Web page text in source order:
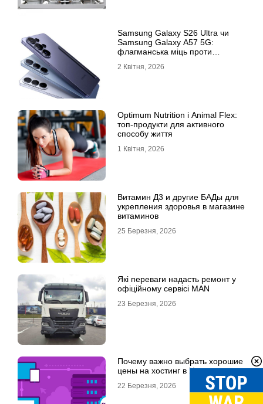
Samsung Galaxy S26 Ultra чи
Samsung Galaxy A57 5G:
флагманська міць проти
2 Квітня, 2026
Optimum Nutrition і Animal Flex:
топ-продукти для активного
способу життя
1 Квітня, 2026
Витамин Д3 и другие БАДы для
укрепления здоровья в магазине
витаминов
25 Березня, 2026
Які переваги надасть ремонт у
офіційному сервісі MAN
23 Березня, 2026
Почему важно выбрать хорошие
цены на хостинг в Украине
22 Березня, 2026